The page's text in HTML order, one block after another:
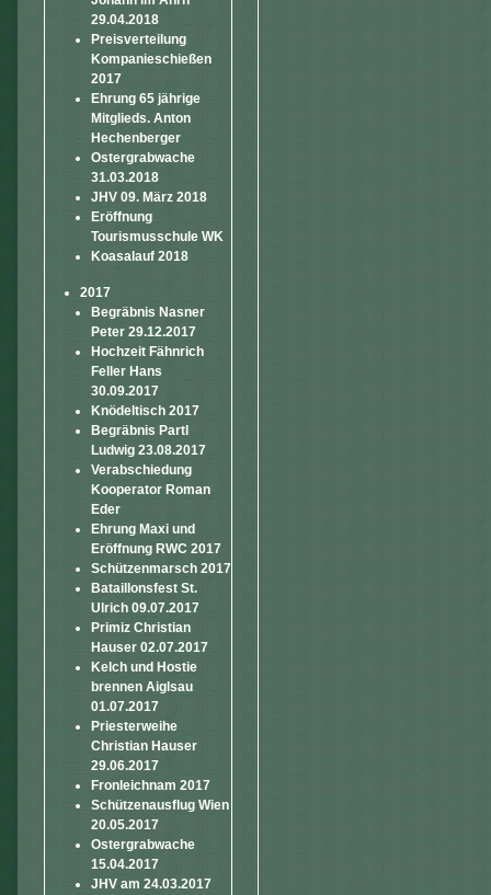
29.04.2018
Preisverteilung
Kompanieschießen
2017
Ehrung 65 jährige
Mitglieds. Anton
Hechenberger
Ostergrabwache
31.03.2018
JHV 09. März 2018
Eröffnung
Tourismusschule WK
Koasalauf 2018
2017
Begräbnis Nasner
Peter 29.12.2017
Hochzeit Fähnrich
Feller Hans
30.09.2017
Knödeltisch 2017
Begräbnis Partl
Ludwig 23.08.2017
Verabschiedung
Kooperator Roman
Eder
Ehrung Maxi und
Eröffnung RWC 2017
Schützenmarsch 2017
Bataillonsfest St.
Ulrich 09.07.2017
Primiz Christian
Hauser 02.07.2017
Kelch und Hostie
brennen Aiglsau
01.07.2017
Priesterweihe
Christian Hauser
29.06.2017
Fronleichnam 2017
Schützenausflug Wien
20.05.2017
Ostergrabwache
15.04.2017
JHV am 24.03.2017